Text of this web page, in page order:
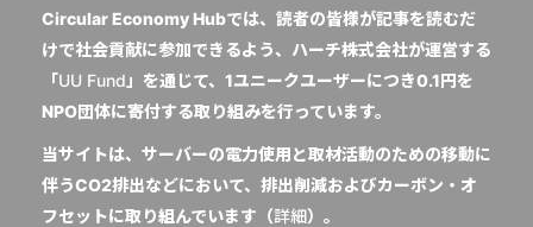
Circular Economy Hubでは、読者の皆様が記事を読むだ
けで社会貢献に参加できるよう、ハーチ株式会社が運営する
「UU Fund 」を通じて、1ユニークユーザーにつき0.1円を
NPO団体に寄付する取り組みを行っています。
当サイトは、サーバーの電力使用と取材活動のための移動に
伴うCO2排出などにおいて、排出削減およびカーボン・オ
フセットに取り組んでいます（詳細）。